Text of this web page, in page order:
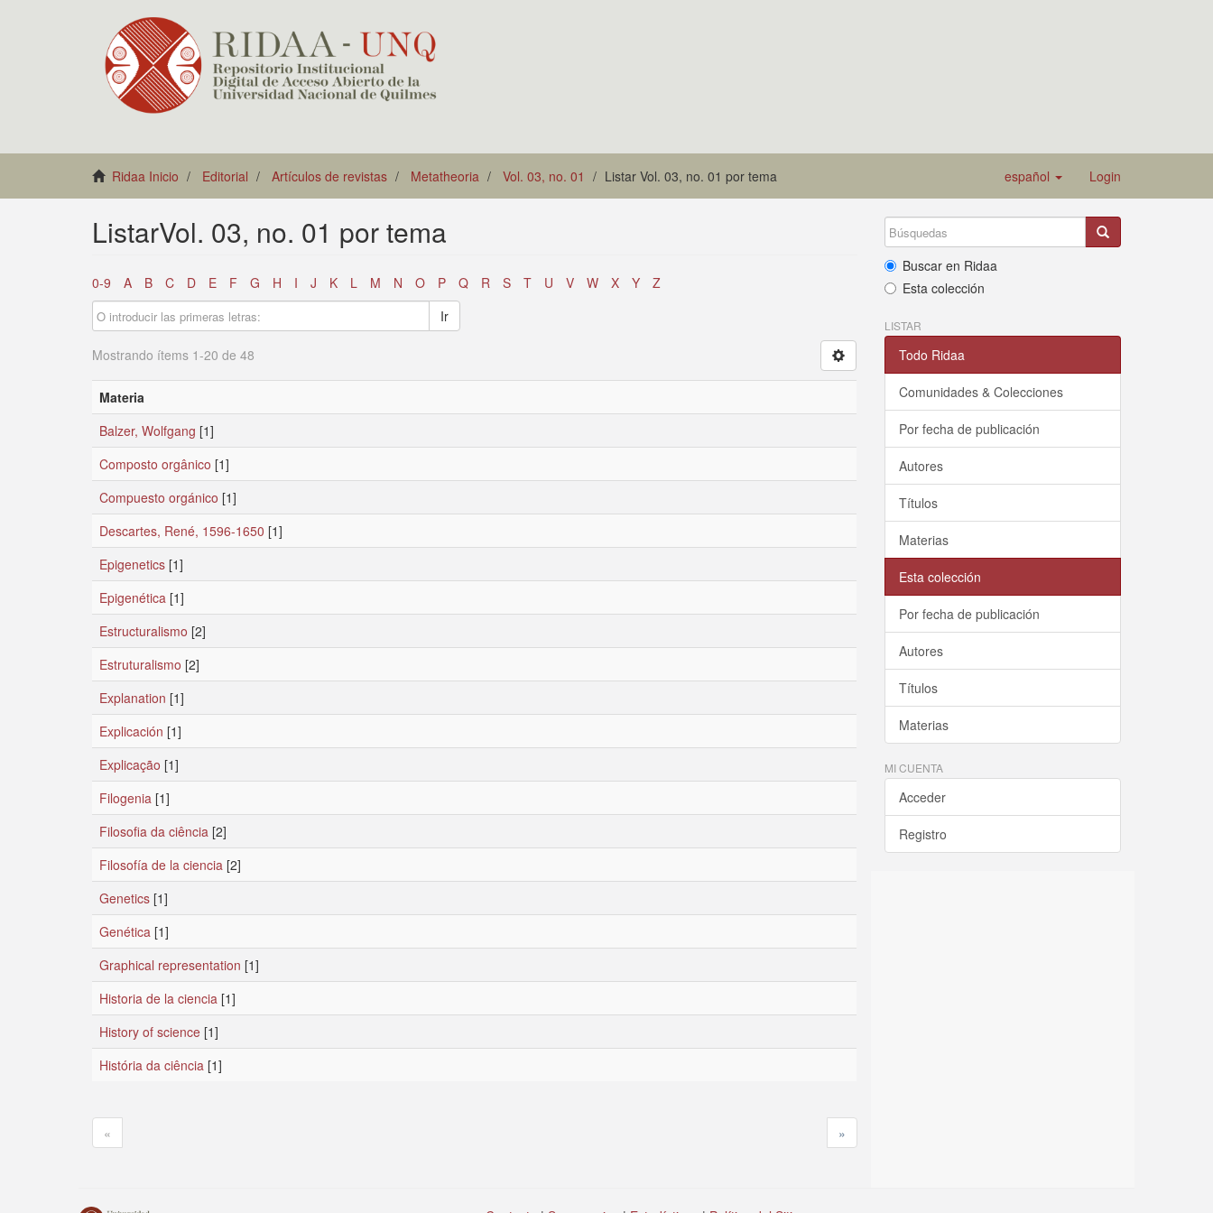
Ridaa Inicio Editorial Artículos de revistas Metatheoria Vol. 03, no. 01 Listar Vol. 03, no. 01 por tema español Login
ListarVol. 03, no. 01 por tema
0-9 A B C D E F G H I J K L M N O P Q R S T U V W X Y
Z
Ir
Mostrando ítems 1-20 de 48
Materia
Balzer, Wolfgang [1]
Composto orgânico [1]
Compuesto orgánico [1]
Descartes, René, 1596-1650 [1]
Epigenetics [1]
Epigenética [1]
Estructuralismo [2]
Estruturalismo [2]
Explanation [1]
Explicación [1]
Explicação [1]
Filogenia [1]
Filosofia da ciência [2]
Filosofía de la ciencia [2]
Genetics [1]
Genética [1]
Graphical representation [1]
Historia de la ciencia [1]
History of science [1]
História da ciência [1]
« »
Buscar en Ridaa
Esta colección
LISTAR
Todo Ridaa
Comunidades & Colecciones
Por fecha de publicación
Autores
Títulos
Materias
Esta colección
Por fecha de publicación
Autores
Títulos
Materias
MI CUENTA
Acceder
Registro